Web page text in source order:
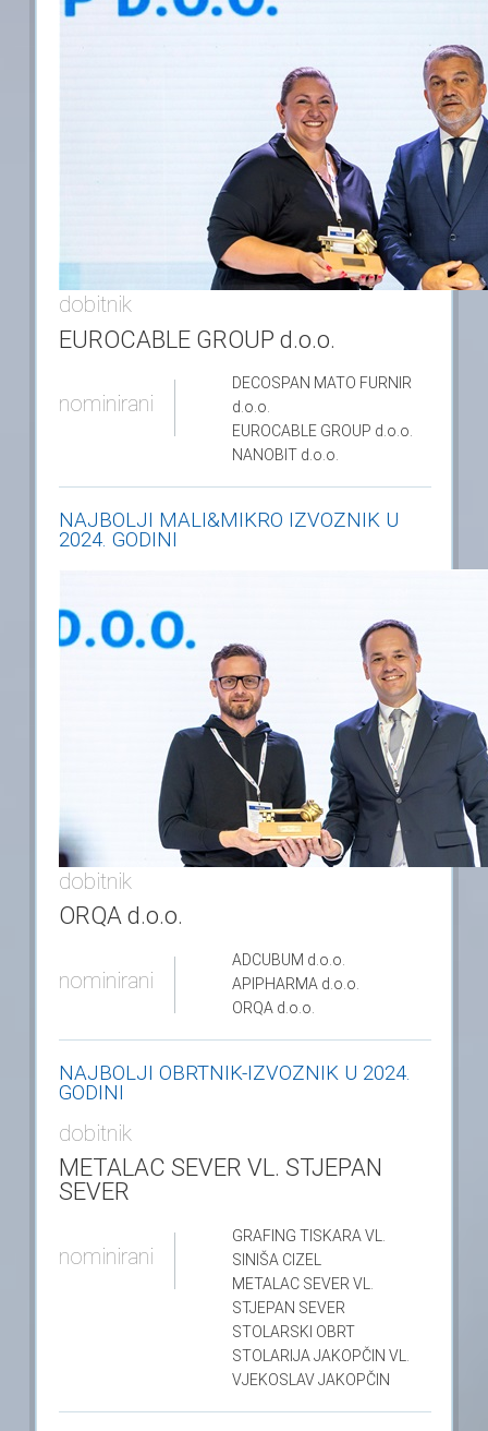
dobitnik
EUROCABLE GROUP d.o.o.
nominirani
DECOSPAN MATO FURNIR
d.o.o.
EUROCABLE GROUP d.o.o.
NANOBIT d.o.o.
NAJBOLJI MALI&MIKRO IZVOZNIK U
2024. GODINI
dobitnik
ORQA d.o.o.
nominirani
ADCUBUM d.o.o.
APIPHARMA d.o.o.
ORQA d.o.o.
NAJBOLJI OBRTNIK-IZVOZNIK U 2024.
GODINI
dobitnik
METALAC SEVER VL. STJEPAN
SEVER
nominirani
GRAFING TISKARA VL.
SINIŠA CIZEL
METALAC SEVER VL.
STJEPAN SEVER
STOLARSKI OBRT
STOLARIJA JAKOPČIN VL.
VJEKOSLAV JAKOPČIN